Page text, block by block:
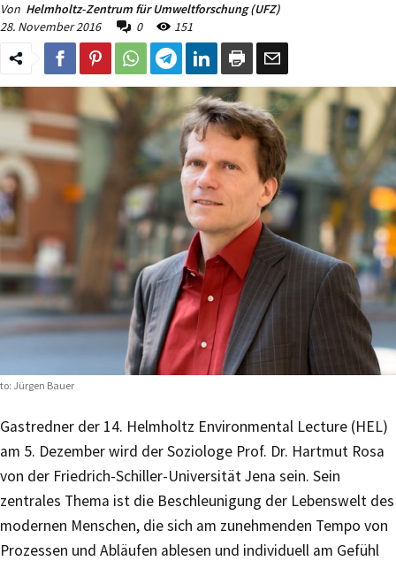
Von Helmholtz-Zentrum für Umweltforschung (UFZ)
28. November 2016
0 151
Jürgen Bauer
Gastredner der 14. Helmholtz Environmental Lecture (HEL)
am 5. Dezember wird der Soziologe Prof. Dr. Hartmut Rosa
von der Friedrich-Schiller-Universität Jena sein. Sein
zentrales Thema ist die Beschleunigung der Lebenswelt des
modernen Menschen, die sich am zunehmenden Tempo von
Prozessen und Abläufen ablesen und individuell am Gefühl